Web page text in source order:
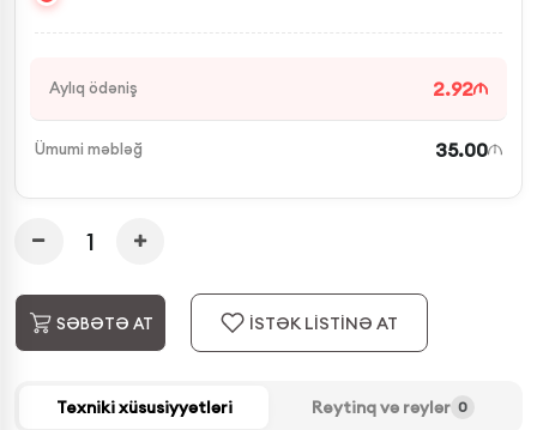
Aylıq ödəniş 2.92
Ümumi məbləğ 35.00
SƏBƏTƏ AT İSTƏK LİSTİNƏ AT
Texniki xüsusiyyətləri Reytinq və rəylər 0